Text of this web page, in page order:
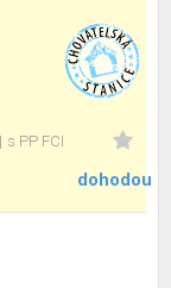
s PP FCI
dohodou